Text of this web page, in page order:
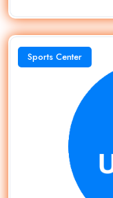
Sports Center